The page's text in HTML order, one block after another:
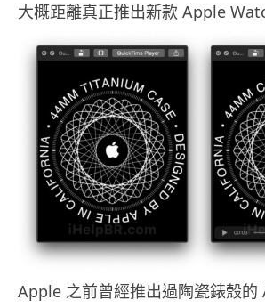
大概距離真正推出新款 Apple
Apple 之前曾經推出過陶瓷錶殼